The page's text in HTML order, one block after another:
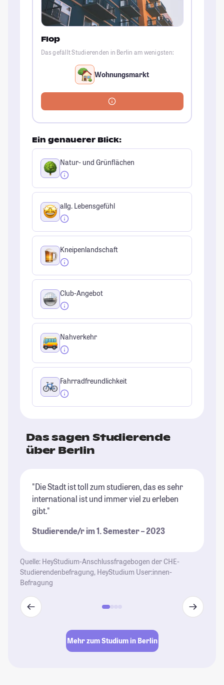
Flop
Das gefällt Studierenden in Berlin am wenigsten:
Wohnungsmarkt
Ein genauerer Blick:
Natur- und Grünflächen
allg. Lebensgefühl
Kneipenlandschaft
Club-Angebot
Nahverkehr
Fahrradfreundlichkeit
Das sagen Studierende
über Berlin
"Die Stadt ist toll zum studieren, das es sehr
international ist und immer viel zu erleben
gibt."
Studierende/r im 1. Semester – 2023
Quelle: HeyStudium-Anschlussfragebogen der CHE-
Studierendenbefragung, HeyStudium User:innen-
Befragung
Mehr zum Studium in Berlin